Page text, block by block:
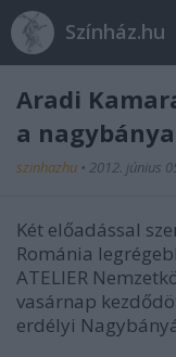
Színház.hu
Aradi
a
szinhazhu • 2012. június
Két előadással
Románia
ATELIER
vasárnap
erdélyi